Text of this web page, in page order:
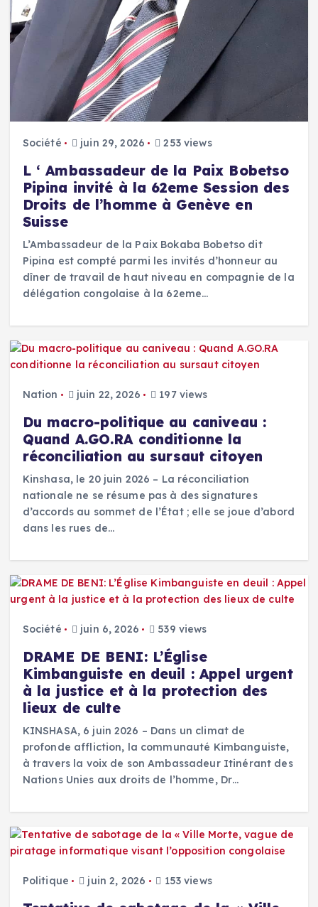
Société juin 29, 2026 253 views
L ‘ Ambassadeur de la Paix Bobetso
Pipina invité à la 62eme Session des
Droits de l’homme à Genève en
Suisse
L’Ambassadeur de la Paix Bokaba Bobetso dit
Pipina est compté parmi les invités d’honneur au
dîner de travail de haut niveau en compagnie de la
délégation congolaise à la 62eme…
Nation juin 22, 2026 197 views
Du macro-politique au caniveau :
Quand A.GO.RA conditionne la
réconciliation au sursaut citoyen
Kinshasa, le 20 juin 2026 – La réconciliation
nationale ne se résume pas à des signatures
d’accords au sommet de l’État ; elle se joue d’abord
dans les rues de…
Société juin 6, 2026 539 views
DRAME DE BENI: L’Église
Kimbanguiste en deuil : Appel urgent
à la justice et à la protection des
lieux de culte
KINSHASA, 6 juin 2026 – Dans un climat de
profonde affliction, la communauté Kimbanguiste,
à travers la voix de son Ambassadeur Itinérant des
Nations Unies aux droits de l’homme, Dr…
Politique juin 2, 2026 153 views